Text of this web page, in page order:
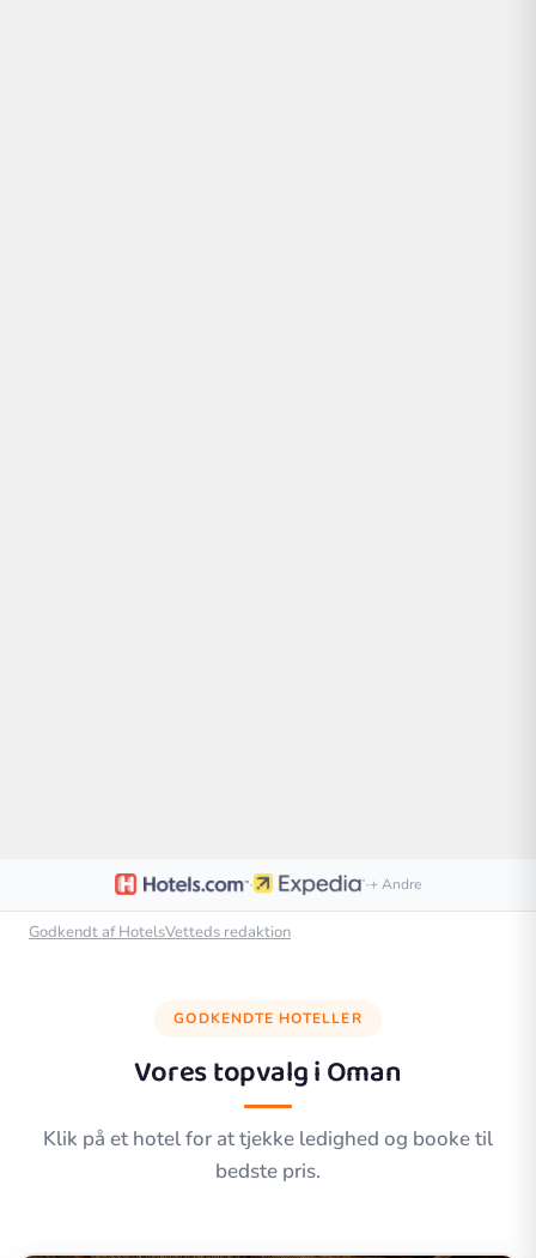
· ·+ Andre
Godkendt af HotelsVetteds redaktion
GODKENDTE HOTELLER
Vores topvalg iOman
Klik på et hotel for at tjekke ledighed og booke til
bedste pris.